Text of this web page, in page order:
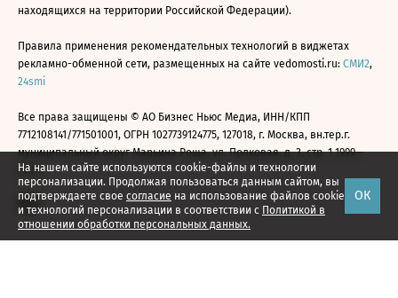
На нашем сайте используются cookie-файлы и технологии
персонализации. Продолжая пользоваться данным сайтом, вы
подтверждаете свое согласие на использование файлов cookie
и технологий персонализации в соответствии с Политикой в
отношении обработки персональных данных.
ОК
находящихся на территории Российской Федерации).
Правила применения рекомендательных технологий в виджетах
рекламно-обменной сети, размещенных на сайте vedomosti.ru: СМИ2,
24smi
Все права защищены © АО Бизнес Ньюс Медиа, ИНН/КПП
7712108141/771501001, ОГРН 1027739124775, 127018, г. Москва, вн.тер.г.
муниципальный округ Марьина Роща, ул. Полковая, д. 3, стр. 1 1999—
2026